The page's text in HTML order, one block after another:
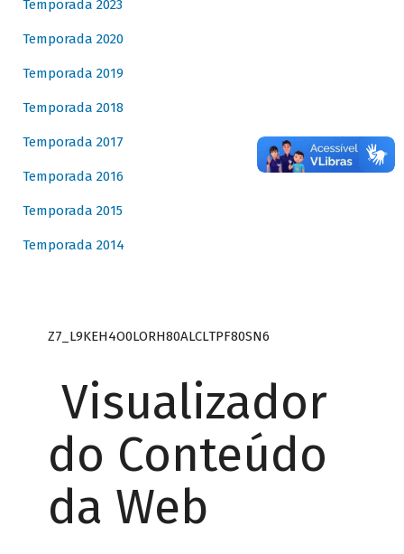
Temporada 2023
Temporada 2020
Temporada 2019
Temporada 2018
Temporada 2017
Temporada 2016
Temporada 2015
Temporada 2014
Z7_L9KEH4O0LORH80ALCLTPF80SN6
Visualizador
do Conteúdo
da Web